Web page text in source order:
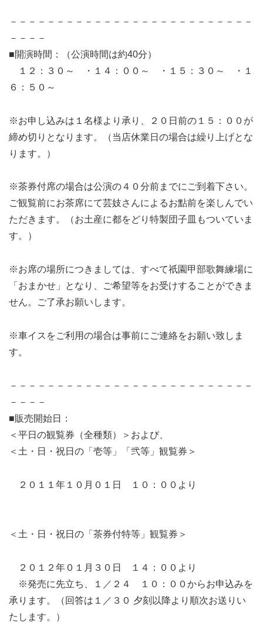
－－－－－－－－－－－－－－－－－－－－－－－－－－
－－－－
■開演時間：（公演時間は約40分）
１２：３０～ ・１４：００～ ・１５：３０～ ・１
６：５０～
※お申し込みは１名様より承り、２０日前の１５：００が
締め切りとなります。（当店休業日の場合は繰り上げとな
ります。）
※茶券付席の場合は公演の４０分前までにご到着下さい。
ご観覧前にお茶席にて芸妓さんによるお點前を楽しんでい
ただきます。（お土産に都をどり特製団子皿もついていま
す。）
※お席の場所につきましては、すべて祇園甲部歌舞練場に
「おまかせ」となり、ご希望等をお受けすることができま
せん。ご了承お願いします。
※車イスをご利用の場合は事前にご連絡をお願い致しま
す。
－－－－－－－－－－－－－－－－－－－－－－－－－－
－－－－
■販売開始日：
＜平日の観覧券（全種類）＞および、
＜土・日・祝日の「壱等」「弐等」観覧券＞
２０１１年１０月０１日 １０：００より
＜土・日・祝日の「茶券付特等」観覧券＞
２０１２年０１月３０日 １４：００より
※発売に先立ち、１／２４ １０：００からお申込みを
承ります。（回答は１／３０ 夕刻以降より順次お送りい
たします。）